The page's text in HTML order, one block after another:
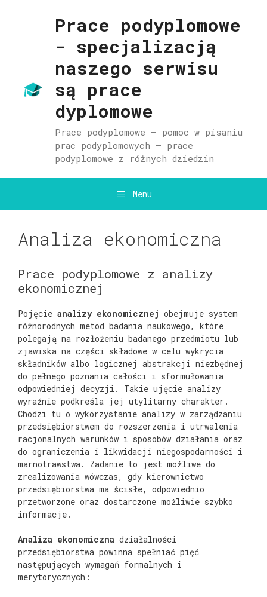
Prace podyplomowe
- specjalizacją
naszego serwisu
są prace
dyplomowe
Prace podyplomowe – pomoc w pisaniu
prac podyplomowych – prace
podyplomowe z różnych dziedzin
Menu
Analiza ekonomiczna
Prace podyplomowe z analizy
ekonomicznej
Pojęcie analizy ekonomicznej obejmuje system
różnorodnych metod badania naukowego, które
polegają na rozłożeniu badanego przedmiotu lub
zjawiska na części składowe w celu wykrycia
składników albo logicznej abstrakcji niezbędnej
do pełnego poznania całości i sformułowania
odpowiedniej decyzji. Takie ujęcie analizy
wyraźnie podkreśla jej utylitarny charakter.
Chodzi tu o wykorzystanie analizy w zarządzaniu
przedsiębiorstwem do rozszerzenia i utrwalenia
racjonalnych warunków i sposobów działania oraz
do ograniczenia i likwidacji niegospodarności i
marnotrawstwa. Zadanie to jest możliwe do
zrealizowania wówczas, gdy kierownictwo
przedsiębiorstwa ma ścisłe, odpowiednio
przetworzone oraz dostarczone możliwie szybko
informacje.
Analiza ekonomiczna działalności
przedsiębiorstwa powinna spełniać pięć
następujących wymagań formalnych i
merytorycznych: